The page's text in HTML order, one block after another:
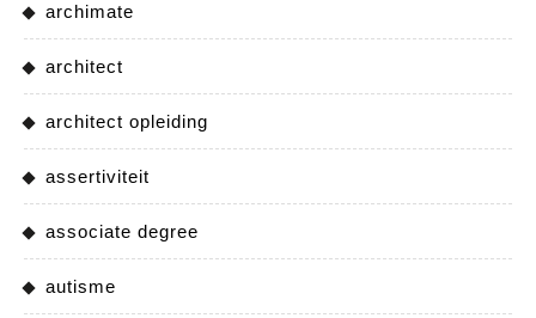
archimate
architect
architect opleiding
assertiviteit
associate degree
autisme